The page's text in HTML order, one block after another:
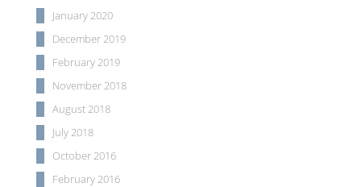
January 2020
December 2019
February 2019
November 2018
August 2018
July 2018
October 2016
February 2016